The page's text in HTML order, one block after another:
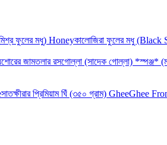
(মিশ্র ফুলের মধু) Honeyকালোজিরা ফুলের মধু
জামতলার রসগোল্লা (সাদেক গোল্লা) *স্পঞ্জ*
সাতক্ষীরার প্রিমিয়াম ঘিঁ (৩৫০ গ্রাম) GheeGhee